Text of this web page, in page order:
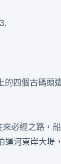
的四個古碼頭
必經之路，
運河東岸大堤